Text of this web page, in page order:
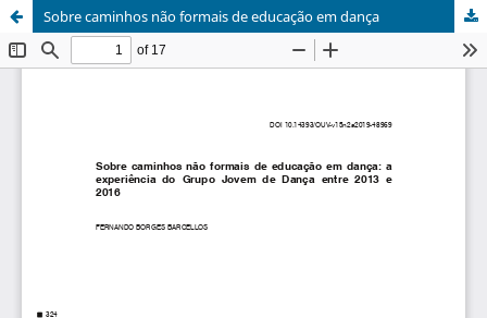
Sobre caminhos não formais de educação em dança